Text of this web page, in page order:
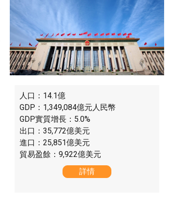
人口：14.1億
GDP：1,349,084億元人民幣
GDP實質增長：5.0%
出口：35,772億美元
進口：25,851億美元
貿易盈餘：9,922億美元
詳情